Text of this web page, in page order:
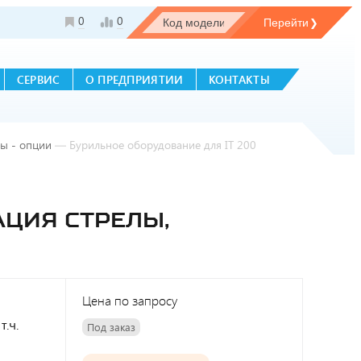
0 0
СЕРВИС О ПРЕДПРИЯТИИ КОНТАКТЫ
- опции — Бурильное оборудование для IT 200
СТРЕЛЫ,
Цена по запросу
Под заказ